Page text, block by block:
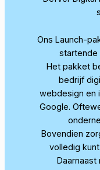
Ons Launch-
startende
Het pakket
bedrijf
webdesign en
Google.
Bovendien
volledig